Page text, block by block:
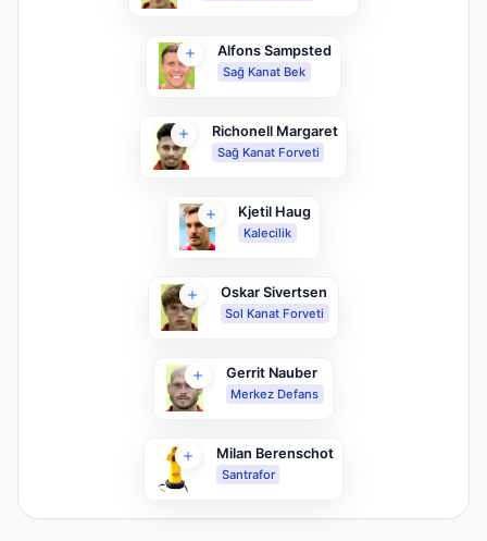
Alfons Sampsted
Sağ Kanat Bek
Richonell Margaret
Sağ Kanat Forveti
Kjetil Haug
Kalecilik
Oskar Sivertsen
Sol Kanat Forveti
Gerrit Nauber
Merkez Defans
Milan Berenschot
Santrafor